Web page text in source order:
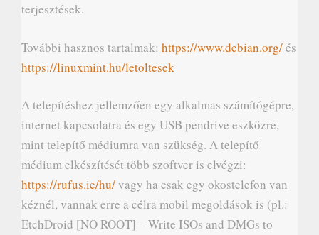
terjesztések.
További hasznos tartalmak: https://www.debian.org/és
https://linuxmint.hu/letoltesek
A telepítéshez jellemzően egy alkalmas számítógépre,
internet kapcsolatra és egy USB pendrive eszközre,
mint telepítő médiumra van szükség. A telepítő
médium elkészítését több szoftver is elvégzi:
https://rufus.ie/hu/vagy ha csak egy okostelefon van
kéznél, vannak erre a célra mobil megoldások is (pl.:
EtchDroid [NO ROOT] – Write ISOs and DMGs to